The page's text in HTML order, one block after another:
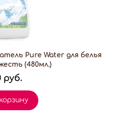
Pure Water для белья
(480мл.)
руб.